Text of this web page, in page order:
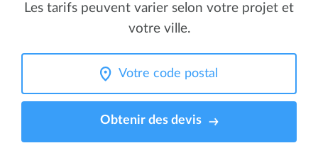
Les tarifs peuvent varier selon votre projet et
votre ville.
Obtenir des devis